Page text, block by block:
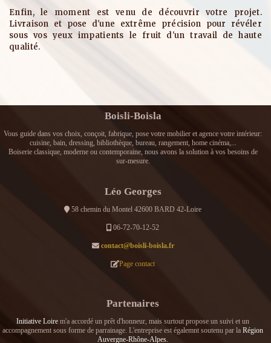
Enfin, le moment est venu de découvrir votre projet.
Livraison et pose d'une extrême précision pour révéler
sous vos yeux impatients le fruit d'un travail de haute
qualité.
Boisli-Boisla
Vous guide dans vos choix, conçoit, fabrique, pose votre mobilier et agence votre intérieur:
cuisine, bain, dressing, bibliothèque, bureau, rangement, home cinéma,...
Boiserie classique, moderne ou contemporaine, nous avons la solution à vos besoins de
sur-mesure.
Léo Georges
58 chemin du Montel 42600 BARD 42-Loire
06-72-70-12-52
contact@boisli-boisla.fr
Page contact
Partenaires
Initiative Loire m'a accordé un prêt d'honneur, mais surtout propose un suivi et un
accompagnement sous forme de parrainage. L'entreprise est égalemnt soutenu par laRégion
Auvergne-Rhône-Alpes.